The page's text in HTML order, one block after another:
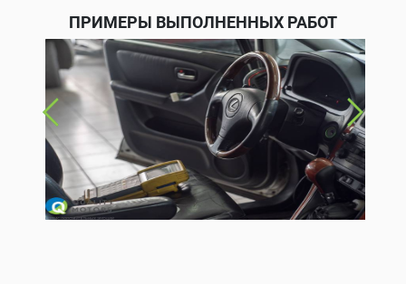
ПРИМЕРЫ ВЫПОЛНЕННЫХ РАБОТ